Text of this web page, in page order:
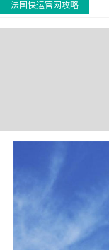
法国快运官网攻略